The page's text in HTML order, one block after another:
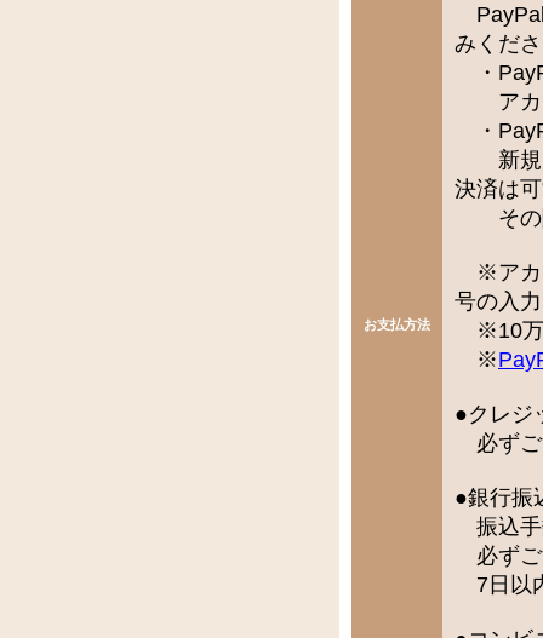
お支払方法
PayPal
みくだ
・
アカウ
・
新規で
決済は
その際
※アカ
号の入
※10万
※
●クレジ
必ずご
●銀行振
振込手
必ずご
7日以